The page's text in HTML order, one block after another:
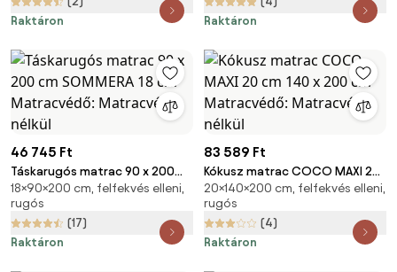
Raktáron
Raktáron
46 745 Ft
Táskarugós matrac 90 x 200
cm SOMMERA 18 cm
Matracvédő: Matracvédő
nélkül
18×90×200 cm, felfekvés elleni,
rugós
(17)
Raktáron
83 589 Ft
Kókusz matrac COCO MAXI 20
cm 140 x 200 cm Matracvédő:
Matracvédő nélkül
20×140×200 cm, felfekvés elleni,
rugós
(4)
Raktáron